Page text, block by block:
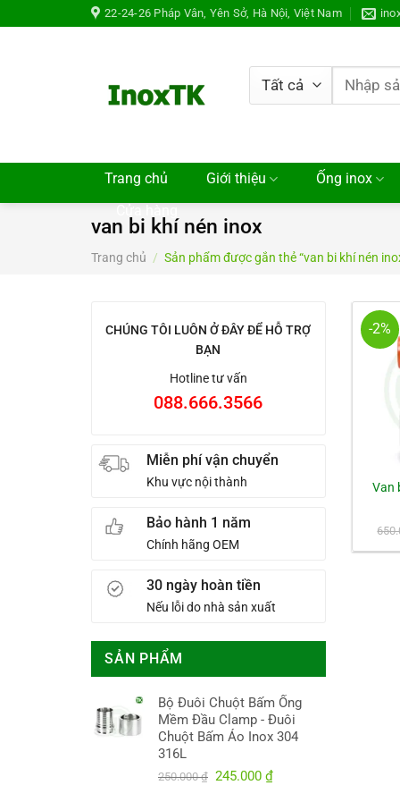
đến
22-24-26 Pháp Vân, Yên Sở, Hà Nội, Việt Nam
Tìm
kiếm:
Trang chủ Giới thiệu
Ống inox
van bi khí nén inox
Trang chủ / Sản phẩm được gắn thẻ “van bi khí nén
CHÚNG TÔI LUÔN Ở ĐÂY ĐỂ HỖ TRỢ
BẠN
Hotline tư vấn
088.666.3566
Miễn phí vận chuyển
Khu vực nội thành
Bảo hành 1 năm
Chính hãng OEM
30 ngày hoàn tiền
Nếu lỗi do nhà sản xuất
SẢN PHẨM
Bộ Đuôi Chuột Bấm Ống
Mềm Đầu Clamp - Đuôi
Chuột Bấm Áo Inox 304
316L
250.000₫ Giá
245.000 ₫Giá
-2%
Van